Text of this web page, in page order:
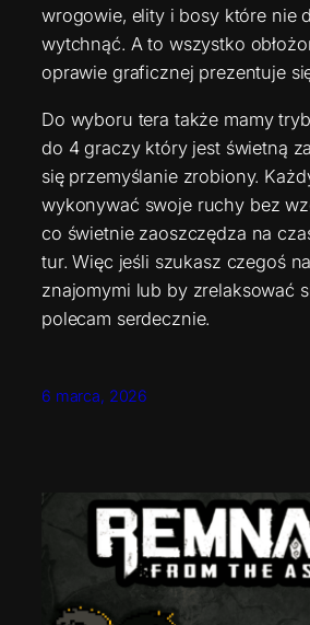
wrogowie, elity i bosy które nie
wytchnąć. A to wszystko
oprawie graficznej prezentuje
Do wyboru tera także mamy
do 4 graczy który jest świetną
się przemyślanie zrobiony.
wykonywać swoje ruchy bez
co świetnie zaoszczędza na
tur. Więc jeśli szukasz czegoś
znajomymi lub by zrelaksować
polecam serdecznie.
6 marca, 2026